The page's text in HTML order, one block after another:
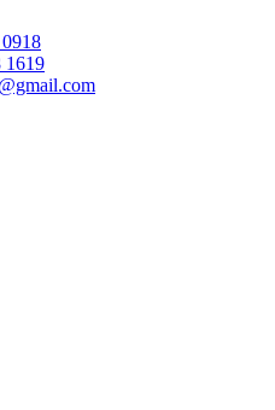
1619